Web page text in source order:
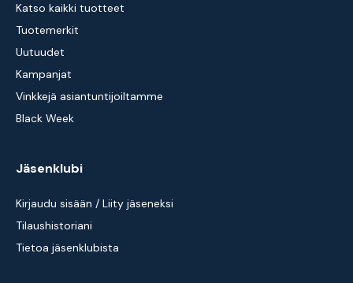
Katso kaikki tuotteet
Tuotemerkit
Uutuudet
Kampanjat
Vinkkejä asiantuntijoiltamme
Black Week
Jäsenklubi
Kirjaudu sisään / Liity jäseneksi
Tilaushistoriani
Tietoa jäsenklubista